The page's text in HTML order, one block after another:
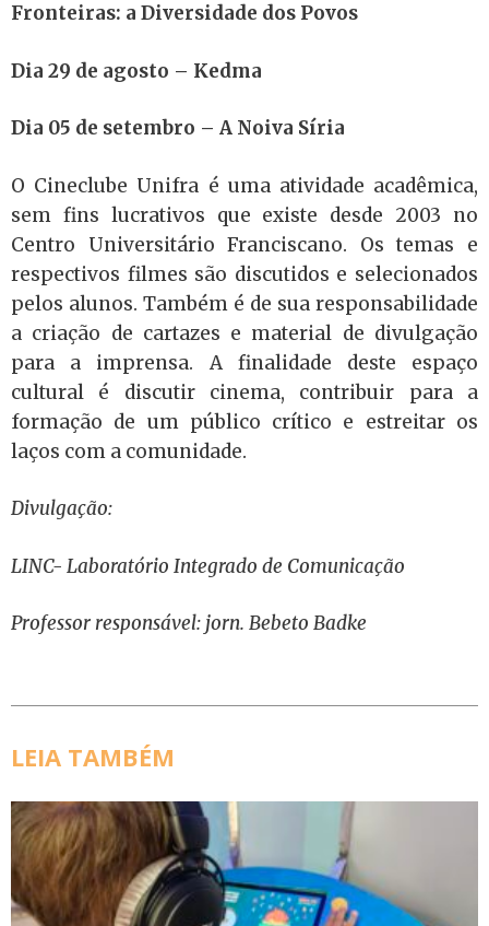
Fronteiras: a Diversidade dos Povos
Dia 29 de agosto – Kedma
Dia 05 de setembro – A Noiva Síria
O Cineclube Unifra é uma atividade acadêmica,
sem fins lucrativos que existe desde 2003 no
Centro Universitário Franciscano. Os temas e
respectivos filmes são discutidos e selecionados
pelos alunos. Também é de sua responsabilidade
a criação de cartazes e material de divulgação
para a imprensa. A finalidade deste espaço
cultural é discutir cinema, contribuir para a
formação de um público crítico e estreitar os
laços com a comunidade.
Divulgação:
LINC- Laboratório Integrado de Comunicação
Professor responsável: jorn. Bebeto Badke
LEIA TAMBÉM